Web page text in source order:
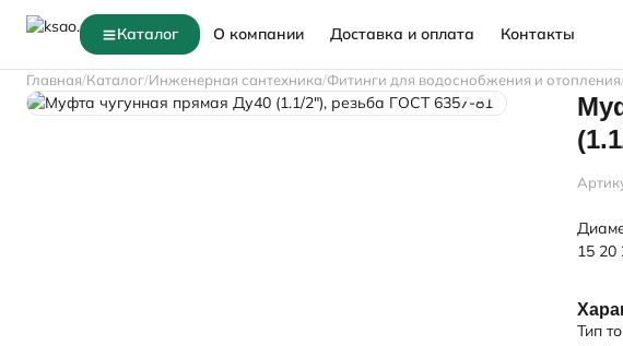
Каталог О компании Доставка и оплата Контакты
Главная Каталог Инженерная сантехника Фитинги для водоснобжения и отопления
15 20
Тип